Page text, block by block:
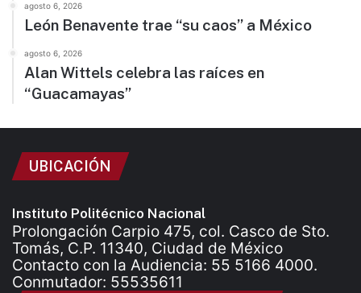
agosto 6, 2026
León Benavente trae “su caos” a México
agosto 6, 2026
Alan Wittels celebra las raíces en
“Guacamayas”
UBICACIÓN
Instituto Politécnico Nacional
Prolongación Carpio 475, col. Casco de Sto.
Tomás, C.P. 11340, Ciudad de México
Contacto con la Audiencia: 55 5166 4000.
Conmutador: 55535611